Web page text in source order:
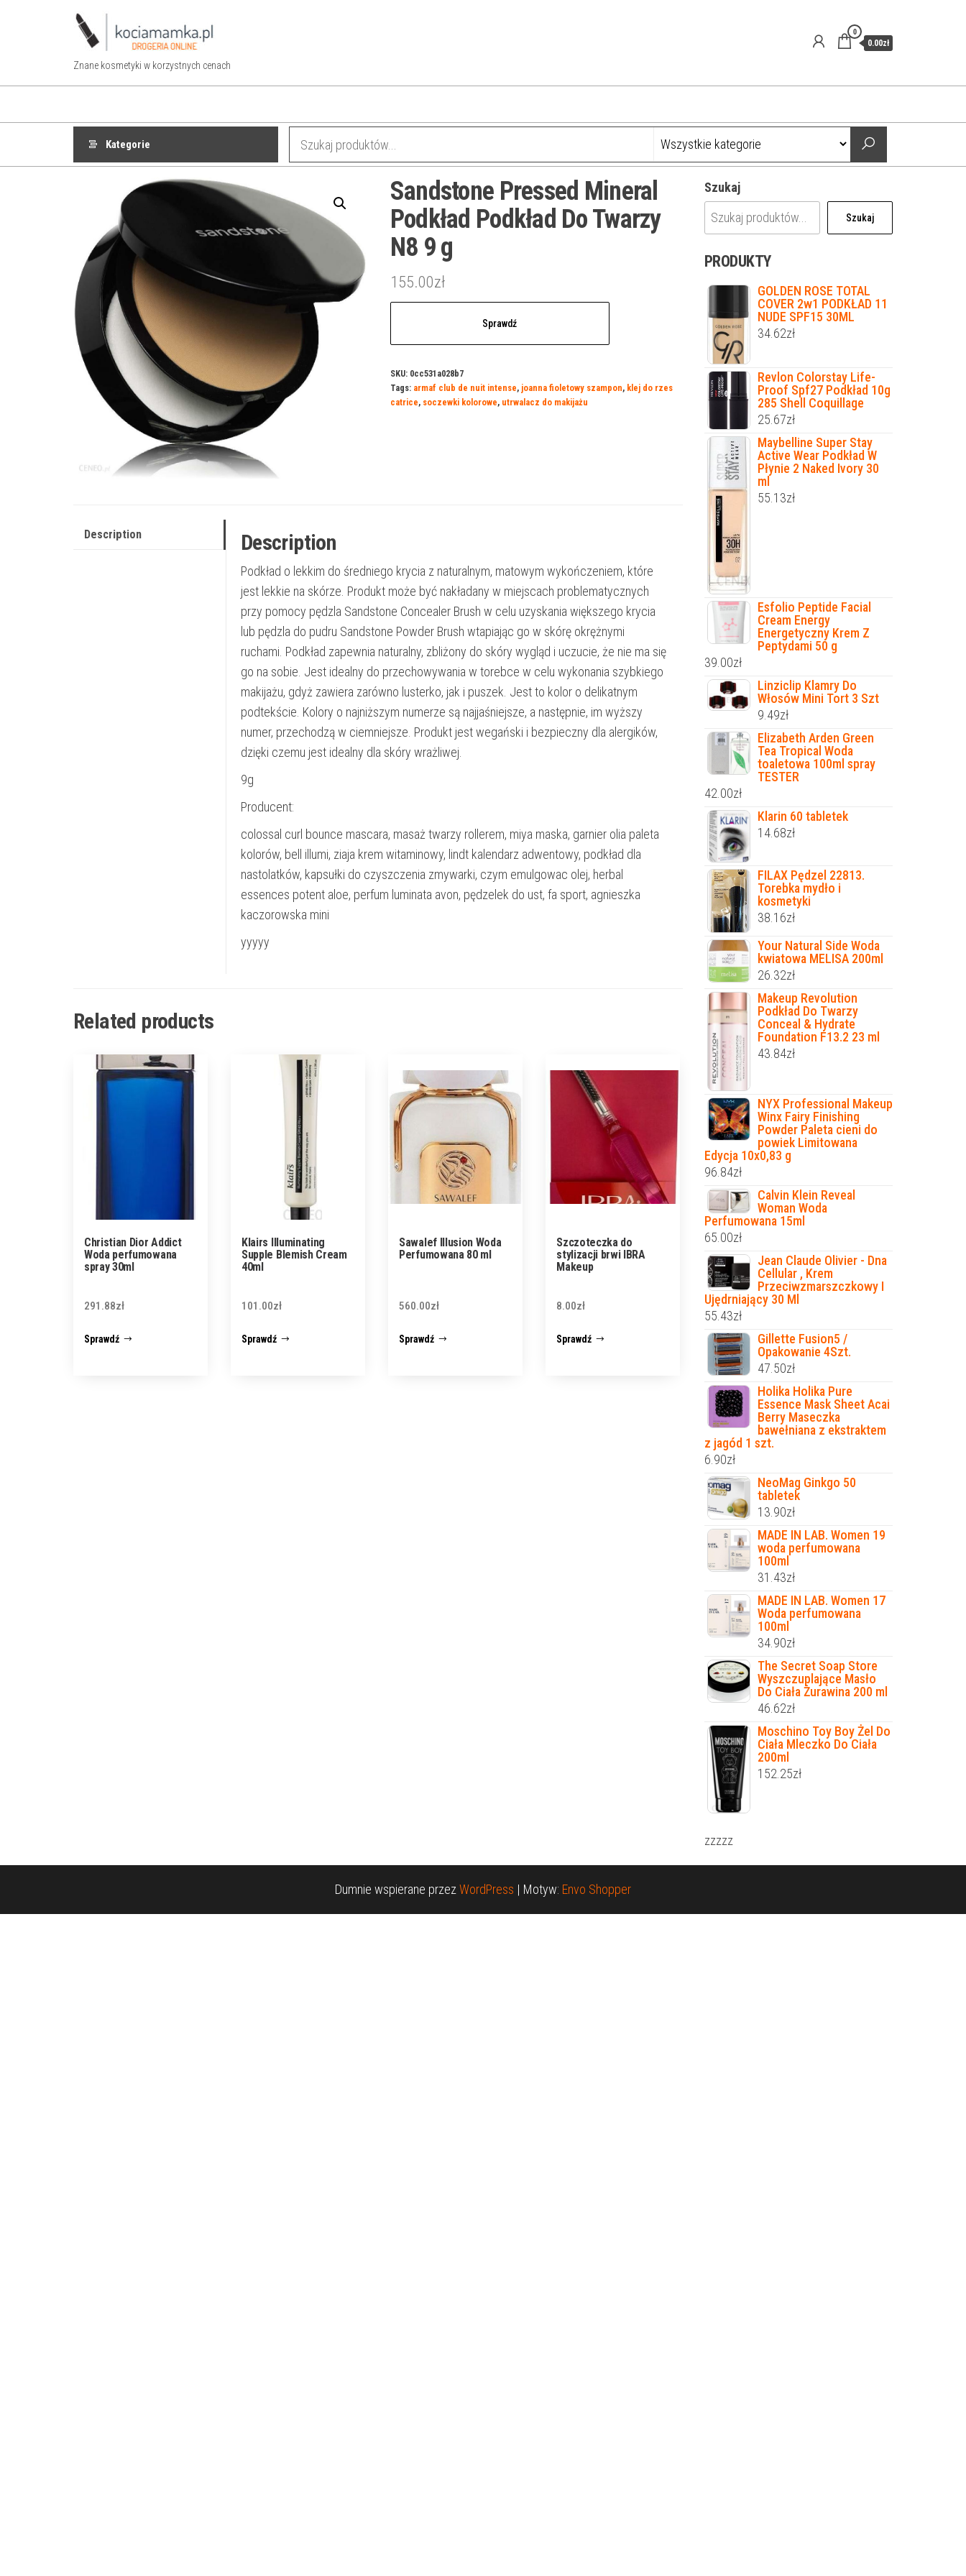
Znane kosmetyki w korzystnych cenach
0
0.00zł
Kategorie
Sandstone Pressed Mineral
Podkład Podkład Do Twarzy
N8 9 g
155.00zł
Sprawdź
SKU: 0cc531a028b7
Tags: armaf club de nuit intense, joanna fioletowy szampon, klej do rzes
catrice, soczewki kolorowe, utrwalacz do makijażu
Description Description
Podkład o lekkim do średniego krycia z naturalnym, matowym wykończeniem, które
jest lekkie na skórze. Produkt może być nakładany w miejscach problematycznych
przy pomocy pędzla Sandstone Concealer Brush w celu uzyskania większego krycia
lub pędzla do pudru Sandstone Powder Brush wtapiając go w skórę okrężnymi
ruchami. Podkład zapewnia naturalny, zbliżony do skóry wygląd i uczucie, że nie ma się
go na sobie. Jest idealny do przechowywania w torebce w celu wykonania szybkiego
makijażu, gdyż zawiera zarówno lusterko, jak i puszek. Jest to kolor o delikatnym
podtekście. Kolory o najniższym numerze są najjaśniejsze, a następnie, im wyższy
numer, przechodzą w ciemniejsze. Produkt jest wegański i bezpieczny dla alergików,
dzięki czemu jest idealny dla skóry wrażliwej.
9g
Producent:
colossal curl bounce mascara, masaż twarzy rollerem, miya maska, garnier olia paleta
kolorów, bell illumi, ziaja krem witaminowy, lindt kalendarz adwentowy, podkład dla
nastolatków, kapsułki do czyszczenia zmywarki, czym emulgowac olej, herbal
essences potent aloe, perfum luminata avon, pędzelek do ust, fa sport, agnieszka
kaczorowska mini
yyyyy
Related products
Christian Dior Addict
Woda perfumowana
spray 30ml
291.88zł
Sprawdź
Klairs Illuminating
Supple Blemish Cream
40ml
101.00zł
Sprawdź
Sawalef Illusion Woda
Perfumowana 80 ml
560.00zł
Sprawdź
Szczoteczka do
stylizacji brwi IBRA
Makeup
8.00zł
Sprawdź
Szukaj
Szukaj
PRODUKTY
GOLDEN ROSE TOTAL
COVER 2w1 PODKŁAD 11
NUDE SPF15 30ML
34.62zł
Revlon Colorstay Life-
Proof Spf27 Podkład 10g
285 Shell Coquillage
25.67zł
Maybelline Super Stay
Active Wear Podkład W
Płynie 2 Naked Ivory 30
ml
55.13zł
Esfolio Peptide Facial
Cream Energy
Energetyczny Krem Z
Peptydami 50 g
39.00zł
Linziclip Klamry Do
Włosów Mini Tort 3 Szt
9.49zł
Elizabeth Arden Green
Tea Tropical Woda
toaletowa 100ml spray
TESTER
42.00zł
Klarin 60 tabletek
14.68zł
FILAX Pędzel 22813.
Torebka mydło i
kosmetyki
38.16zł
Your Natural Side Woda
kwiatowa MELISA 200ml
26.32zł
Makeup Revolution
Podkład Do Twarzy
Conceal & Hydrate
Foundation F13.2 23 ml
43.84zł
NYX Professional Makeup
Winx Fairy Finishing
Powder Paleta cieni do
powiek Limitowana
Edycja 10x0,83 g
96.84zł
Calvin Klein Reveal
Woman Woda
Perfumowana 15ml
65.00zł
Jean Claude Olivier - Dna
Cellular , Krem
Przeciwzmarszczkowy I
Ujędrniający 30 Ml
55.43zł
Gillette Fusion5 /
Opakowanie 4Szt.
47.50zł
Holika Holika Pure
Essence Mask Sheet Acai
Berry Maseczka
bawełniana z ekstraktem
z jagód 1 szt.
6.90zł
NeoMag Ginkgo 50
tabletek
13.90zł
MADE IN LAB. Women 19
woda perfumowana
100ml
31.43zł
MADE IN LAB. Women 17
Woda perfumowana
100ml
34.90zł
The Secret Soap Store
Wyszczuplające Masło
Do Ciała Żurawina 200 ml
46.62zł
Moschino Toy Boy Żel Do
Ciała Mleczko Do Ciała
200ml
152.25zł
zzzzz
Dumnie wspierane przez WordPress | Motyw: Envo Shopper